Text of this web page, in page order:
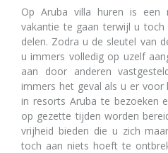
Op Aruba villa huren is een
vakantie te gaan terwijl u
delen. Zodra u de sleutel van
u immers volledig op uzelf
aan door anderen
immers het geval als u er
in resorts Aruba te bezoeken
op gezette tijden worden
vrijheid bieden die u zich
toch aan niets hoeft te